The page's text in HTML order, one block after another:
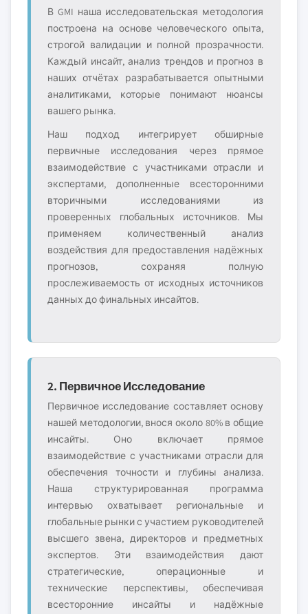
В GMI наша исследовательская методология
построена на основе человеческого опыта,
строгой валидации и полной прозрачности.
Каждый инсайт, анализ трендов и прогноз в
наших отчётах разрабатывается опытными
аналитиками, которые понимают нюансы
вашего рынка.
Наш подход интегрирует обширные
первичные исследования через прямое
взаимодействие с участниками отрасли и
экспертами, дополненные всесторонними
вторичными исследованиями из
проверенных глобальных источников. Мы
применяем количественный анализ
воздействия для предоставления надёжных
прогнозов, сохраняя полную
прослеживаемость от исходных источников
данных до финальных инсайтов.
2. Первичное Исследование
Первичное исследование составляет основу
нашей методологии, внося около 80% в общие
инсайты. Оно включает прямое
взаимодействие с участниками отрасли для
обеспечения точности и глубины анализа.
Наша структурированная программа
интервью охватывает региональные и
глобальные рынки с участием руководителей
высшего звена, директоров и предметных
экспертов. Эти взаимодействия дают
стратегические, операционные и
технические перспективы, обеспечивая
всесторонние инсайты и надёжные